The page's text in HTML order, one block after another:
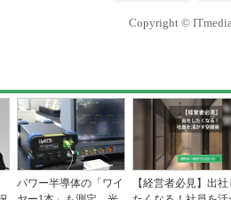
Copyright ©
パワー半導体の「ワイ
【経営者必見】出社